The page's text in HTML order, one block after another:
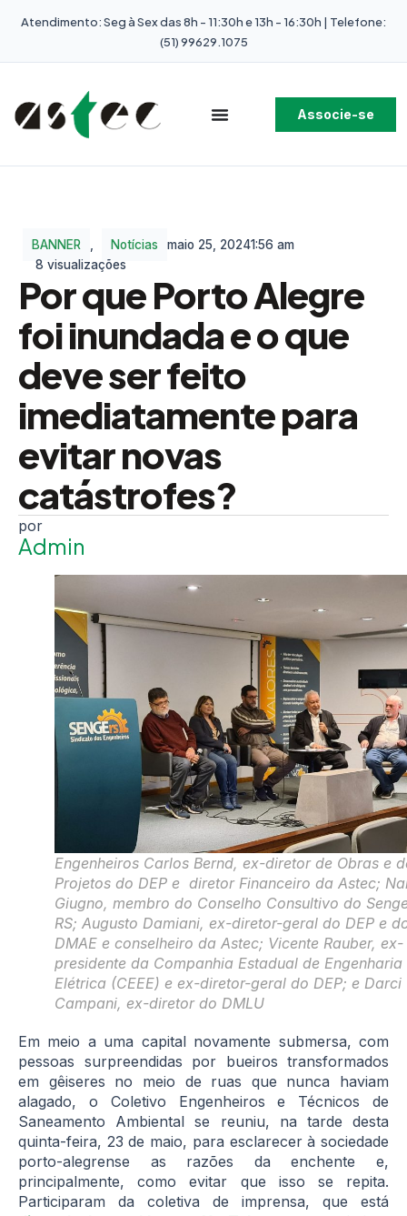
Atendimento: Seg à Sex das 8h - 11:30h e 13h - 16:30h | Telefone:
(51) 99629.1075
Associe-se
BANNER Notícias maio 25, 20241:56 am
8 visualizações
Por que Porto Alegre
foi inundada e o que
deve ser feito
imediatamente para
evitar novas
catástrofes?
Admin
Engenheiros Carlos Bernd, ex-diretor de Obras e
Projetos do DEP e diretor Financeiro da Astec;
Giugno, membro do Conselho Consultivo do
RS; Augusto Damiani, ex-diretor-geral do DEP e
DMAE e conselheiro da Astec; Vicente Rauber, ex-
presidente da Companhia Estadual de Engenharia
Elétrica (CEEE) e ex-diretor-geral do DEP; e Darci
Campani, ex-diretor do DMLU
Em meio a uma capital novamente submersa, com
pessoas surpreendidas por bueiros transformados
em gêiseres no meio de ruas que nunca haviam
alagado, o Coletivo Engenheiros e Técnicos de
Saneamento Ambiental se reuniu, na tarde desta
quinta-feira, 23 de maio, para esclarecer à sociedade
porto-alegrense as razões da enchente e,
principalmente, como evitar que isso se repita.
Participaram da coletiva de imprensa, que está